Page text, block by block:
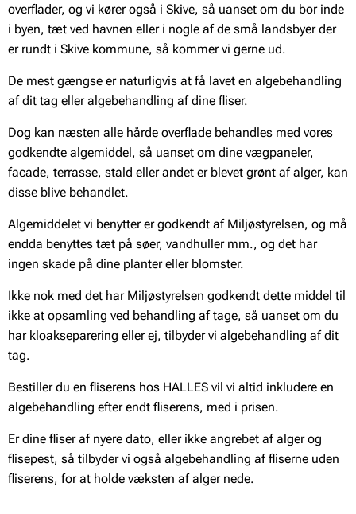
overflader, og vi kører også i Skive, så uanset om du bor inde
i byen, tæt ved havnen eller i nogle af de små landsbyer der
er rundt i Skive kommune, så kommer vi gerne ud.
De mest gængse er naturligvis at få lavet en algebehandling
af dit tag eller algebehandling af dine fliser.
Dog kan næsten alle hårde overflade behandles med vores
godkendte algemiddel, så uanset om dine vægpaneler,
facade, terrasse, stald eller andet er blevet grønt af alger, kan
disse blive behandlet.
Algemiddelet vi benytter er godkendt af Miljøstyrelsen, og må
endda benyttes tæt på søer, vandhuller mm., og det har
ingen skade på dine planter eller blomster.
Ikke nok med det har Miljøstyrelsen godkendt dette middel til
ikke at opsamling ved behandling af tage, så uanset om du
har kloakseparering eller ej, tilbyder vi algebehandling af dit
tag.
Bestiller du en fliserens hos HALLES vil vi altid inkludere en
algebehandling efter endt fliserens, med i prisen.
Er dine fliser af nyere dato, eller ikke angrebet af alger og
flisepest, så tilbyder vi også algebehandling af fliserne uden
fliserens, for at holde væksten af alger nede.